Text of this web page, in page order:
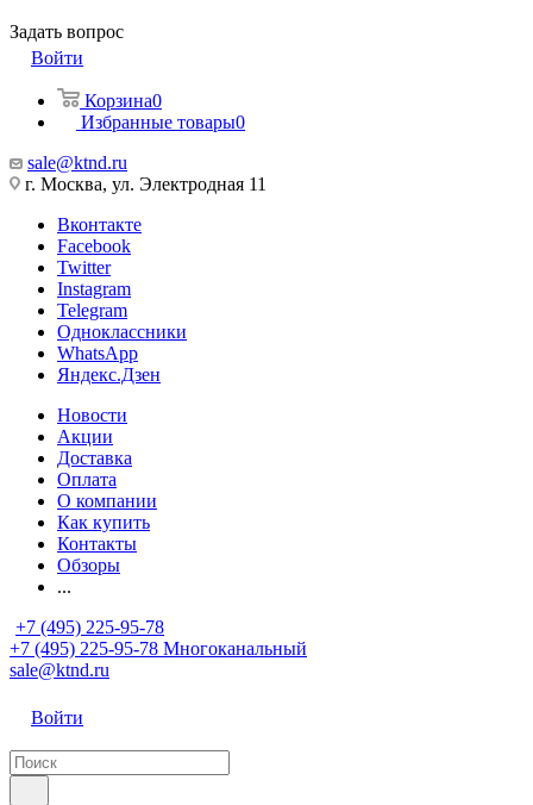
Задать вопрос
Войти
Корзина0
Избранные товары0
sale@ktnd.ru
г. Москва, ул. Электродная 11
Вконтакте
Facebook
Twitter
Instagram
Telegram
Одноклассники
WhatsApp
Яндекс.Дзен
Новости
Акции
Доставка
Оплата
О компании
Как купить
Контакты
Обзоры
...
+7 (495) 225-95-78
+7 (495) 225-95-78 Многоканальный
sale@ktnd.ru
Войти